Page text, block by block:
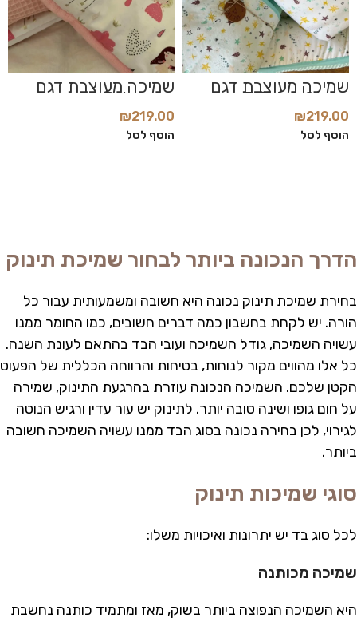
שמיכה מעוצבת דגם
Tiffany Stars
₪219.00
הוסף לסל
שמיכה מעוצבת דגם
Princess
₪219.00
הוסף לסל
הדרך הנכונה ביותר לבחור שמיכת תינוק
בחירת שמיכת תינוק נכונה היא חשובה ומשמעותית עבור כל
הורה. יש לקחת בחשבון כמה דברים חשובים, כמו החומר ממנו
עשויה השמיכה, גודל השמיכה ועובי הבד בהתאם לעונת השנה.
כל אלו מהווים מקור לנוחות, בטיחות והרווחה הכללית של הפעוט
הקטן שלכם. השמיכה הנכונה עוזרת בהרגעת התינוק, שמירה
על חום גופו ושינה טובה יותר. לתינוק יש עור עדין ורגיש הנוטה
לגירוי, לכן בחירה נכונה בסוג הבד ממנו עשויה השמיכה חשובה
ביותר.
סוגי שמיכות תינוק
לכל סוג בד יש יתרונות ואיכויות משלו:
שמיכה מכותנה
היא השמיכה הנפוצה ביותר בשוק, מאז ומתמיד כותנה נחשבת